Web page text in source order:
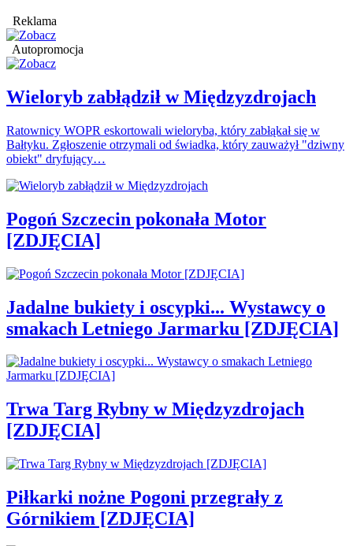
Reklama
Autopromocja
Wieloryb zabłądził w Międzyzdrojach
Ratownicy WOPR eskortowali wieloryba, który zabłąkał się w
Bałtyku. Zgłoszenie otrzymali od świadka, który zauważył "dziwny
obiekt" dryfujący…
Pogoń Szczecin pokonała Motor
[ZDJĘCIA]
Jadalne bukiety i oscypki... Wystawcy o
smakach Letniego Jarmarku [ZDJĘCIA]
Trwa Targ Rybny w Międzyzdrojach
[ZDJĘCIA]
Piłkarki nożne Pogoni przegrały z
Górnikiem [ZDJĘCIA]